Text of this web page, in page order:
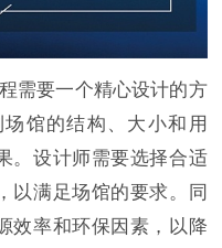
需要一个精心设计的方
馆的结构、大小和用
。设计师需要选择合适
以满足场馆的要求。同
效率和环保因素，以降